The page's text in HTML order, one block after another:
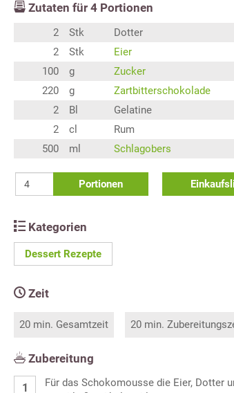
Zutaten für 4 Portionen
2 Stk
Dotter
2
Stk
Eier
100
g
Zucker
220
g
Zartbitterschokolade
2
Bl
Gelatine
2
cl
Rum
500
ml Schlagobers
Portionen
Kategorien
Dessert Rezepte
Zeit
20 min. Gesamtzeit 20 min.
Zubereitung
Für das Schokomousse die Eier, Dotter